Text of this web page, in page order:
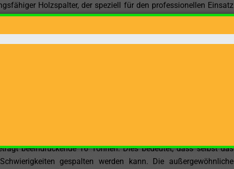
Holzspalter, der speziell für den professionellen Einsatz
holzverarbeitenden Branchen entwickelt wurde. Mit seinen
aus Elektromotor und Zapfwelle als Antriebsarten bietet
die Holzbearbeitung.
PROF 180-C+ET ist seine maximale Spaltgutlänge von
das Spalten sehr langer Holzstämme, was insbesondere in
von entscheidender Bedeutung ist. Egal, ob Sie
für tragende Strukturen oder Holz für industrielle
bewältigt die Aufgabe mühelos.
beeindruckende 16 Tonnen. Dies bedeutet, dass selbst das
gespalten werden kann. Die außergewöhnliche